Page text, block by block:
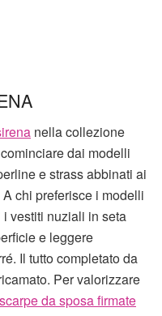
nella collezione
dai modelli
e strass abbinati ai
chi preferisce i modelli
vestiti nuziali in seta
e leggere
Il tutto completato da
Per valorizzare
scarpe da sposa firmate